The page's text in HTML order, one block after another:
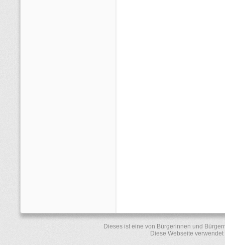
Dieses ist eine von Bürgerinnen und
Diese Webseite